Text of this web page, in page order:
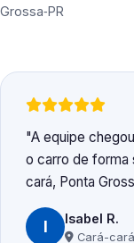
Grossa‑PR
A equipe
o carro de forma
cará, Ponta
I Isabel R.
Cará-